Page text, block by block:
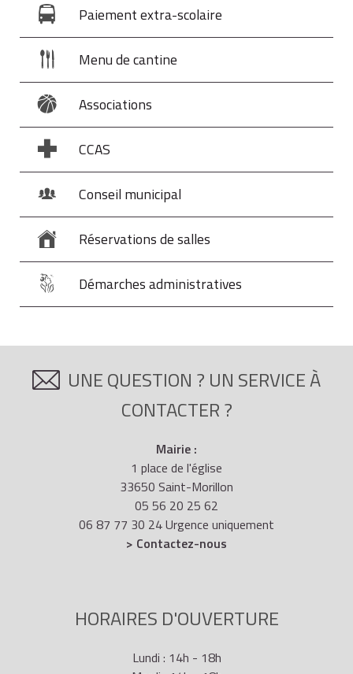
Paiement extra-scolaire
Menu de cantine
Associations
CCAS
Conseil municipal
Réservations de salles
Démarches administratives
UNE QUESTION ? UN SERVICE À
CONTACTER ?
Mairie :
1 place de l'église
33650 Saint-Morillon
05 56 20 25 62
06 87 77 30 24 Urgence uniquement
> Contactez-nous
HORAIRES D'OUVERTURE
Lundi : 14h - 18h